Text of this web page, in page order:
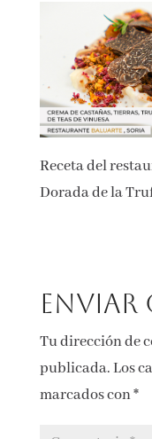
Receta del
Dorada de la
Enviar
Tu dirección de
publicada.Los
marcados con*